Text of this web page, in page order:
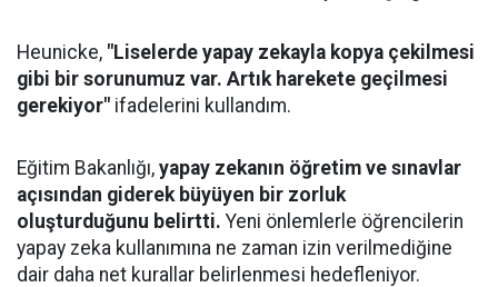
Heunicke, "Liselerde yapay zekayla kopya çekilmesi
gibi bir sorunumuz var. Artık harekete geçilmesi
gerekiyor" ifadelerini kullandım.
Eğitim Bakanlığı, yapay zekanın öğretim ve sınavlar
açısından giderek büyüyen bir zorluk
oluşturduğunu belirtti. Yeni önlemlerle öğrencilerin
yapay zeka kullanımına ne zaman izin verilmediğine
dair daha net kurallar belirlenmesi hedefleniyor.